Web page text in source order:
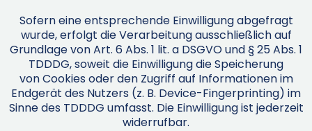
Sofern eine entsprechende Einwilligung abgefragt
wurde, erfolgt die Verarbeitung ausschließlich auf
Grundlage von Art. 6 Abs. 1 lit. a DSGVO und § 25 Abs. 1
TDDDG, soweit die Einwilligung die Speicherung
von Cookies oder den Zugriff auf Informationen im
Endgerät des Nutzers (z. B. Device-Fingerprinting) im
Sinne des TDDDG umfasst. Die Einwilligung ist jederzeit
widerrufbar.